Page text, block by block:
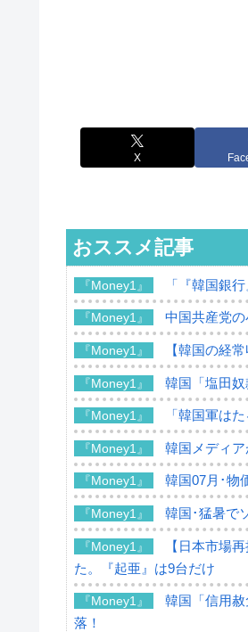
X
おススメ記事
『Money1』 「『韓国銀
『Money1』 中国共産党
『Money1』 【韓国の経
『Money1』 韓国「塩田
『Money1』 「韓国軍は
『Money1』 韓国メディ
『Money1』 韓国07月･物
『Money1』 韓国･猛暑で
『Money1』
【日本市場
た。『起亜』は9台だけ
『Money1』
韓国「信用
落！